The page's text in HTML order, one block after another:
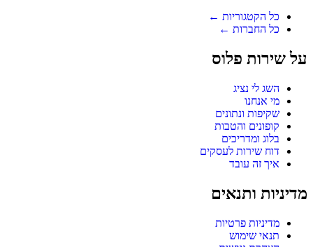
כל הקטגוריות ←
כל החברות ←
על שירות פלוס
השג לי נציג
מי אנחנו
שקיפות ונתונים
קופונים והטבות
בלוג ומדריכים
דוח שירות לעסקים
איך זה עובד
מדיניות ותנאים
מדיניות פרטיות
תנאי שימוש